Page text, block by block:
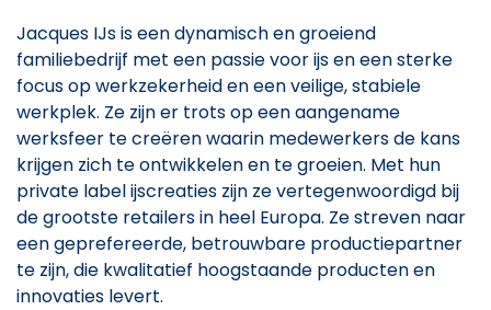
Jacques IJs is een dynamisch en groeiend
familiebedrijf met een passie voor ijs en een sterke
focus op werkzekerheid en een veilige, stabiele
werkplek. Ze zijn er trots op een aangename
werksfeer te creëren waarin medewerkers de kans
krijgen zich te ontwikkelen en te groeien. Met hun
private label ijscreaties zijn ze vertegenwoordigd bij
de grootste retailers in heel Europa. Ze streven naar
een geprefereerde, betrouwbare productiepartner
te zijn, die kwalitatief hoogstaande producten en
innovaties levert.